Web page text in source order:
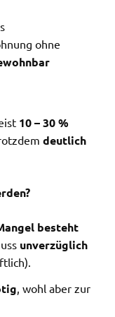
ohne
10 – 30 %
deutlich
besteht
unverzüglich
, wohl aber zur